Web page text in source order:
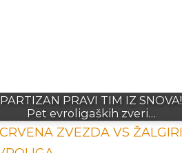
PARTIZAN PRAVI TIM IZ SNOVA!
Pet evroligaških zveri…